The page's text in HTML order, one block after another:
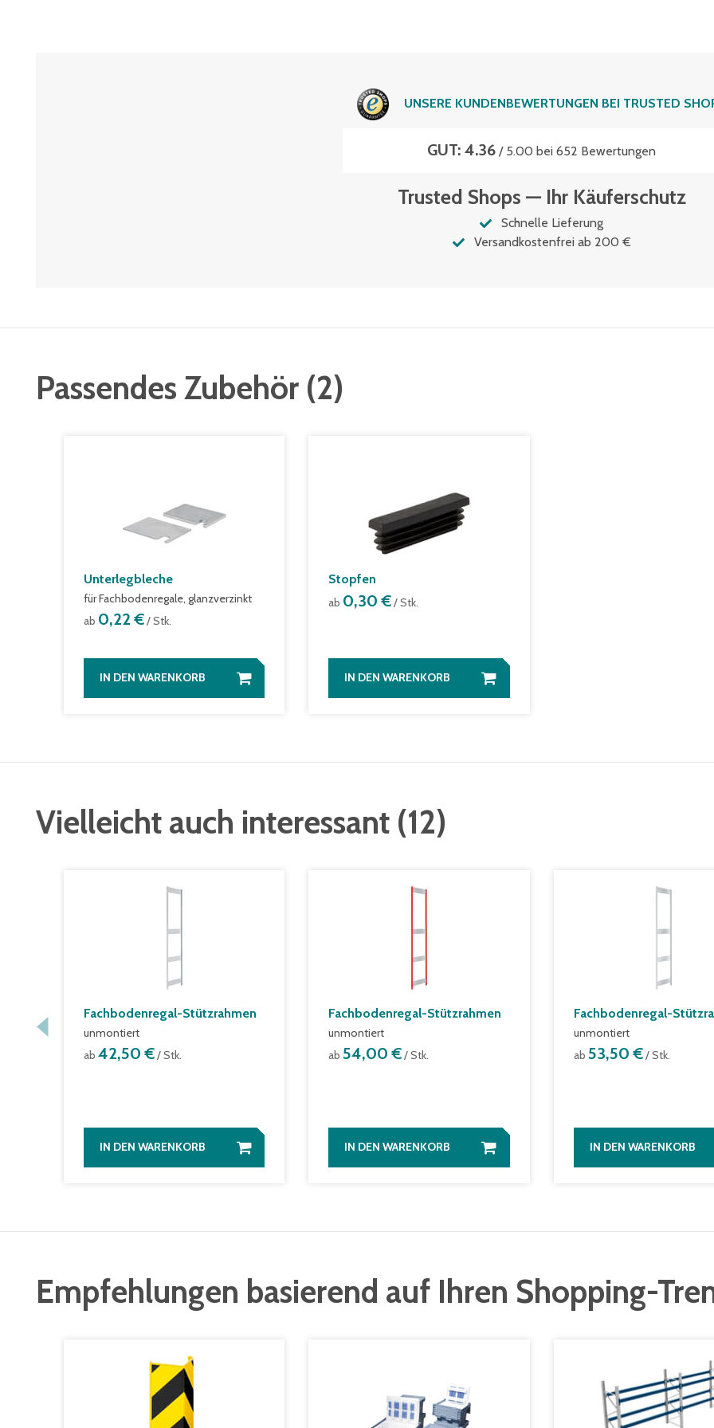
UNSERE KUNDENBEWERTUNGEN BEI TRUSTED
GUT: 4.36 / 5.00 bei 652 Bewertungen
Trusted Shops — Ihr Käuferschutz
Schnelle Lieferung
Versandkostenfrei ab 200 €
Passendes Zubehör (2)
Unterlegbleche
für Fachbodenregale, glanzverzinkt
ab 0,22 €/ Stk.
IN DEN WARENKORB
Stopfen
ab 0,30 €/ Stk.
IN DEN WARENKORB
Vielleicht auch interessant (12)
Fachbodenregal-Stützrahmen
unmontiert
ab 42,50 €/ Stk.
IN DEN WARENKORB
Fachbodenregal-Stützrahmen
unmontiert
ab54,00 €/ Stk.
IN DEN WARENKORB
Fachbodenregal-
unmontiert
ab 53,50 €/ Stk.
IN DEN WARENKORB
Empfehlungen basierend auf Ihren Shopping-